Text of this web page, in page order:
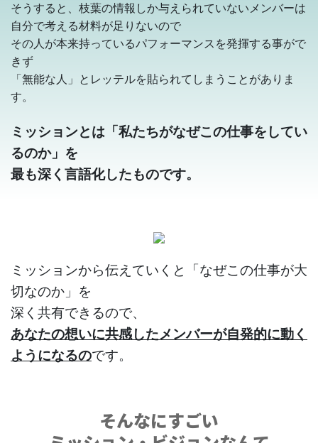
そうすると、枝葉の情報しか与えられていないメンバーは
自分で考える材料が足りないので
その人が本来持っているパフォーマンスを発揮する事がで
きず
「無能な人」とレッテルを貼られてしまうことがありま
す。
ミッションとは「私たちがなぜこの仕事をしてい
るのか」を
最も深く言語化したものです。
ミッションから伝えていくと「なぜこの仕事が大
切なのか」を
深く共有できるので、
あなたの想いに共感したメンバーが自発的に動く
ようになるのです。
そんなにすごい